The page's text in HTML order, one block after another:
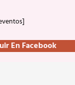
En Facebook